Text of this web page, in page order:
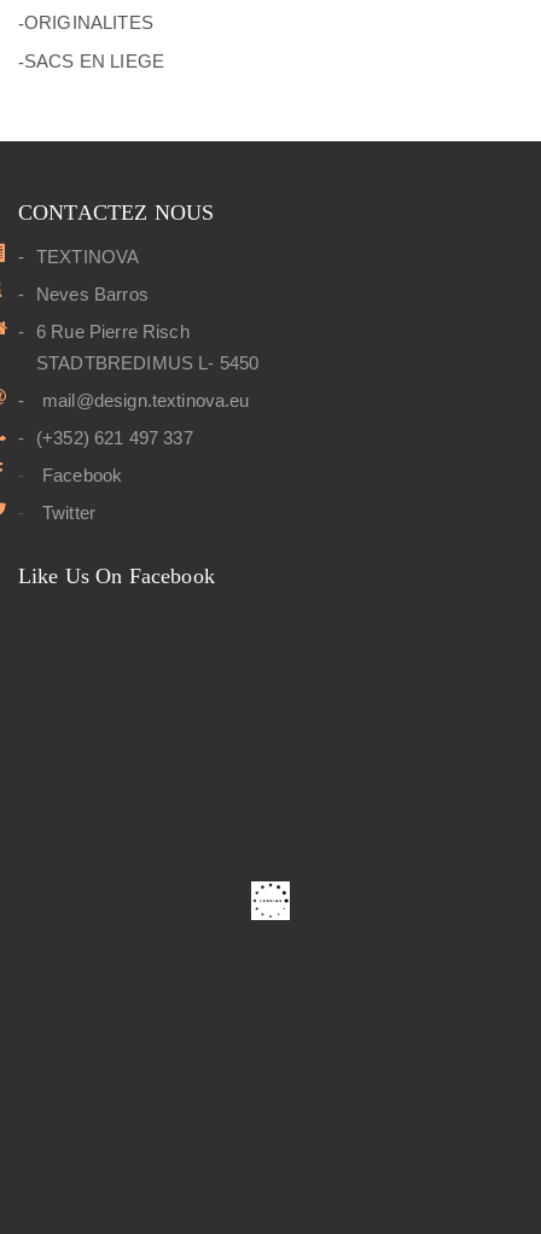
ORIGINALITES
SACS EN LIEGE
CONTACTEZ NOUS
TEXTINOVA
Neves Barros
6 Rue Pierre Risch
STADTBREDIMUS L- 5450
mail@design.textinova.eu
(+352) 621 497 337
Facebook
Twitter
Like Us On Facebook